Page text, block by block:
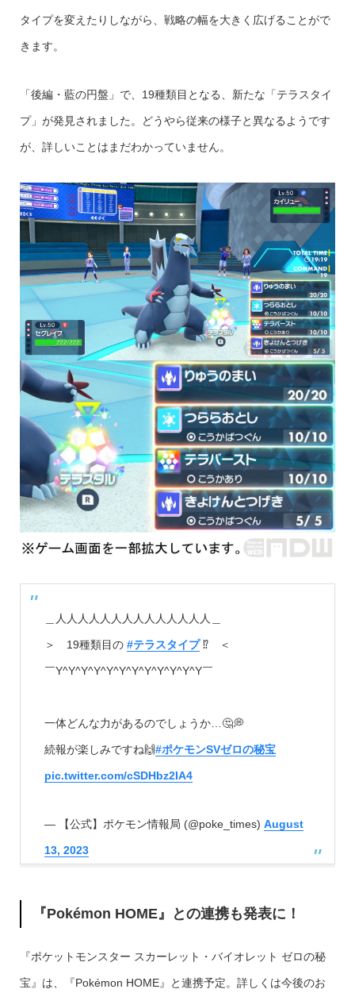
タイプを変えたりしながら、戦略の幅を大きく広げることがで
きます。
「後編・藍の円盤」で、19種類目となる、新たな「テラスタイ
プ」が発見されました。どうやら従来の様子と異なるようです
が、詳しいことはまだわかっていません。
＿人人人人人人人人人人人人人人＿
＞ 19種類目の #テラスタイプ⁉️ ＜
￣Y^Y^Y^Y^Y^Y^Y^Y^Y^Y^Y^Y￣
一体どんな力があるのでしょうか…🤔💭
続報が楽しみですね🙌#ポケモンSVゼロの秘宝
pic.twitter.com/cSDHbz2IA4
— 【公式】ポケモン情報局 (@poke_times) August
13, 2023
『Pokémon HOME』との連携も発表に！
『ポケットモンスター スカーレット・バイオレット ゼロの秘
宝』は、『Pokémon HOME』と連携予定。詳しくは今後のお